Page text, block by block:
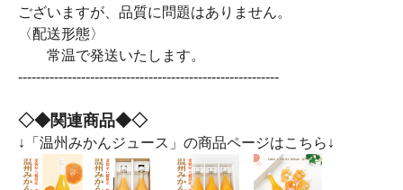
ございますが、品質に問題はありません。
〈配送形態〉
常温で発送いたします。
----------------------------------------------------------
◇◆関連商品◆◇
↓「温州みかんジュース」の商品ページはこちら↓